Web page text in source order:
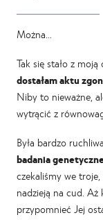
Można…
Tak się stało z
dostałam aktu
Niby to nieważne,
wytrącić z
Była bardzo
badania
czekaliśmy we
nadzieją na cud. Aż
przypomnieć Jej